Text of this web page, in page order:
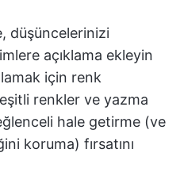
düşüncelerinizi
açıklama ekleyin
için renk
renkler ve yazma
hale getirme (ve
koruma) fırsatını